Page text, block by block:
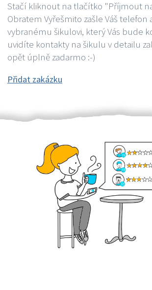
Stačí kliknout na tlačítko "Příjmout
Obratem Vyřešmito zašle Váš telefon
vybranému šikulovi, který Vás bude
uvidíte kontakty na šikulu v detailu
opět úplně zadarmo :-)
Přidat zakázku